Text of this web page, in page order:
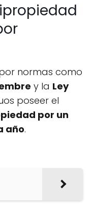
normas como
y la Ley
poseer el
por un
año.